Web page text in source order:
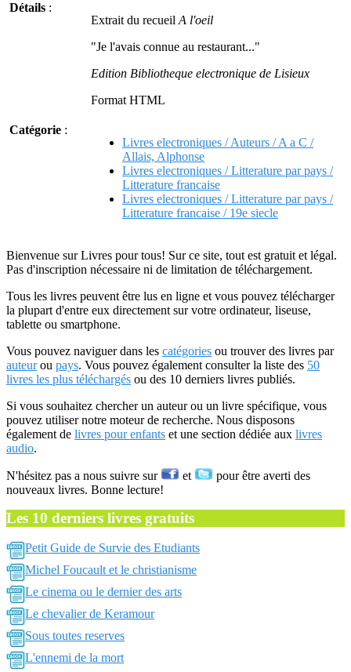
Détails :
Extrait du recueil A l'oeil
"Je l'avais connue au restaurant..."
Edition Bibliotheque electronique de Lisieux
Format HTML
Catégorie :
Livres electroniques / Auteurs / A a C /
Allais, Alphonse
Livres electroniques / Litterature par pays /
Litterature francaise
Livres electroniques / Litterature par pays /
Litterature francaise / 19e siecle
Bienvenue sur Livres pour tous! Sur ce site, tout est gratuit et légal.
Pas d'inscription nécessaire ni de limitation de téléchargement.
Tous les livres peuvent être lus en ligne et vous pouvez télécharger
la plupart d'entre eux directement sur votre ordinateur, liseuse,
tablette ou smartphone.
Vous pouvez naviguer dans les catégories ou trouver des livres par
auteurou pays. Vous pouvez également consulter la liste des 50
livres les plus téléchargés ou des 10 derniers livres publiés.
Si vous souhaitez chercher un auteur ou un livre spécifique, vous
pouvez utiliser notre moteur de recherche. Nous disposons
également de livres pour enfants et une section dédiée aux livres
audio.
N'hésitez pas a nous suivre sur et
pour être averti des
nouveaux livres. Bonne lecture!
Les 10 derniers livres gratuits
Petit Guide de Survie des Etudiants
Michel Foucault et le christianisme
Le cinema ou le dernier des arts
Le chevalier de Keramour
Sous toutes reserves
L'ennemi de la mort